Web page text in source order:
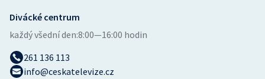
Divácké centrum
každý všední den:8:00—16:00 hodin
261 136 113
info@ceskatelevize.cz